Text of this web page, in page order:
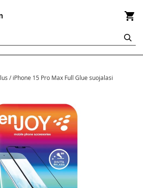
/ iPhone 15 Pro Max Full Glue suojalasi